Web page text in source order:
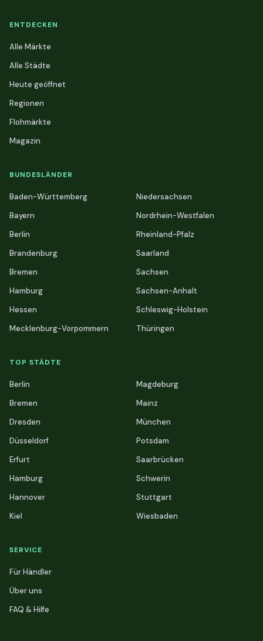
ENTDECKEN
Alle Märkte
Alle Städte
Heute geöffnet
Regionen
Flohmärkte
Magazin
BUNDESLÄNDER
Baden-Württemberg
Bayern
Berlin
Brandenburg
Bremen
Hamburg
Hessen
Mecklenburg-Vorpommern
Niedersachsen
Nordrhein-Westfalen
Rheinland-Pfalz
Saarland
Sachsen
Sachsen-Anhalt
Schleswig-Holstein
Thüringen
TOP STÄDTE
Berlin
Bremen
Dresden
Düsseldorf
Erfurt
Hamburg
Hannover
Kiel
Magdeburg
Mainz
München
Potsdam
Saarbrücken
Schwerin
Stuttgart
Wiesbaden
SERVICE
Für Händler
Über uns
FAQ & Hilfe